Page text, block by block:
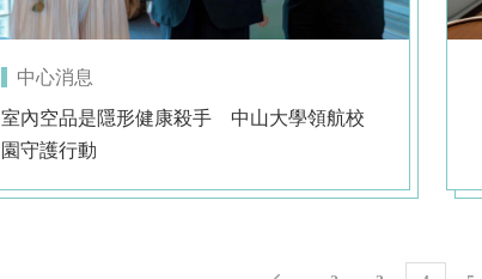
中心消息
室內空品是隱形健康殺手 中山大學領航校
園守護行動